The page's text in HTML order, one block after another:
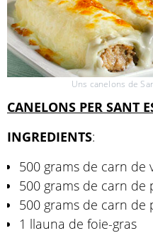
Uns canelons de
CANELONS PER SANT
INGREDIENTS:
500 grams de carn de
500 grams de carn de
500 grams de carn de
1 llauna de foie-gras